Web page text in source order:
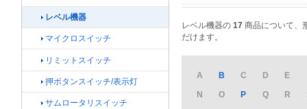
レベル機器の 17 商品について、
だけます。
A B C D E
N
O P Q R
レベル機器
マイクロスイッチ
リミットスイッチ
押ボタンスイッチ/表示灯
サムロータリスイッチ